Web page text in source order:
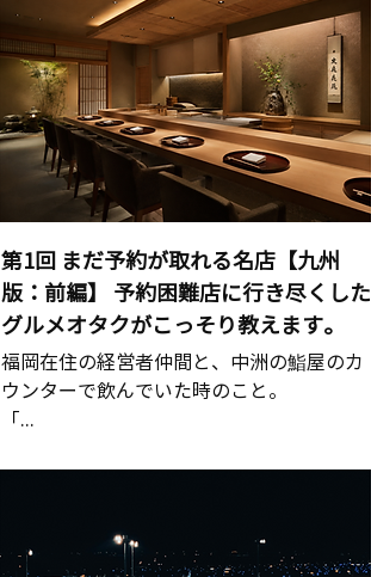
第1回 まだ予約が取れる名店【九州
版：前編】 予約困難店に行き尽くした
グルメオタクがこっそり教えます。
福岡在住の経営者仲間と、中洲の鮨屋のカ
ウンターで飲んでいた時のこと。
「...